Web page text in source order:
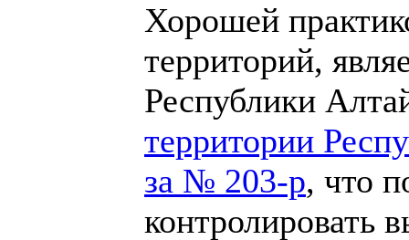
Хорошей
территорий,
Республики
территории
за № 203-р, что
контролировать